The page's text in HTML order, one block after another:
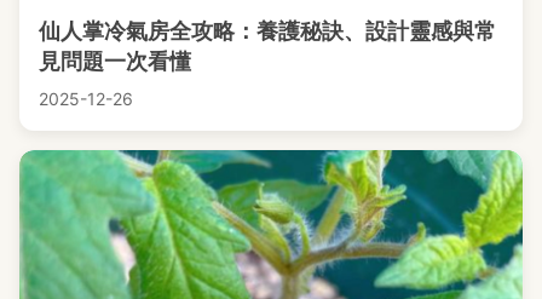
仙人掌冷氣房全攻略：養護秘訣、設計靈感與常
見問題一次看懂
2025-12-26